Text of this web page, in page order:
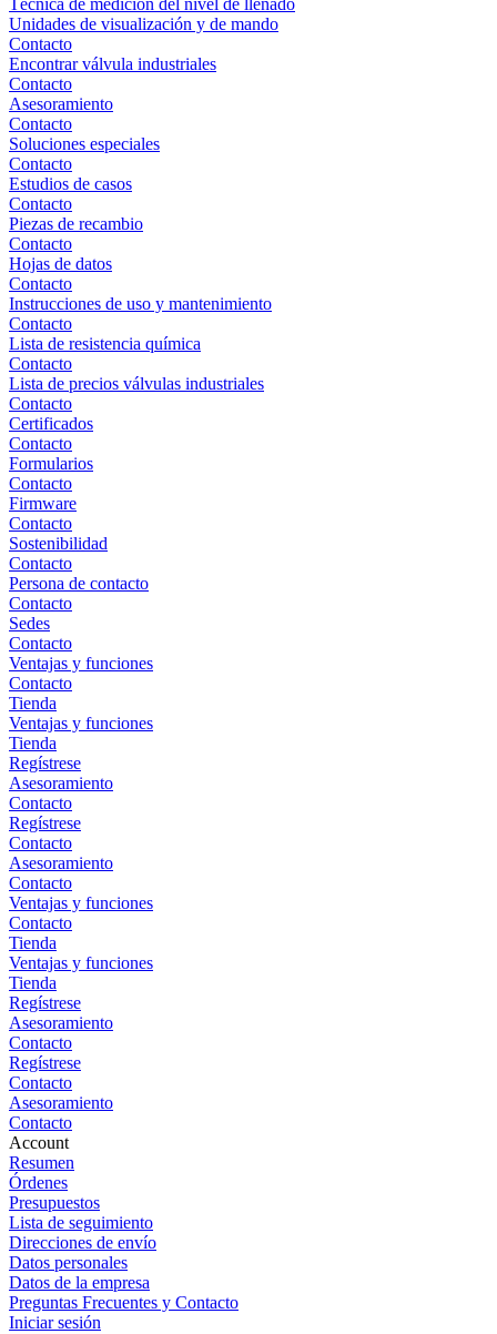
Técnica de medición del nivel de llenado
Unidades de visualización y de mando
Contacto
Encontrar válvula industriales
Contacto
Asesoramiento
Contacto
Soluciones especiales
Contacto
Estudios de casos
Contacto
Piezas de recambio
Contacto
Hojas de datos
Contacto
Instrucciones de uso y mantenimiento
Contacto
Lista de resistencia química
Contacto
Lista de precios válvulas industriales
Contacto
Certificados
Contacto
Formularios
Contacto
Firmware
Contacto
Sostenibilidad
Contacto
Persona de contacto
Contacto
Sedes
Contacto
Ventajas y funciones
Contacto
Tienda
Ventajas y funciones
Tienda
Regístrese
Asesoramiento
Contacto
Regístrese
Contacto
Asesoramiento
Contacto
Ventajas y funciones
Contacto
Tienda
Ventajas y funciones
Tienda
Regístrese
Asesoramiento
Contacto
Regístrese
Contacto
Asesoramiento
Contacto
Account
Resumen
Órdenes
Presupuestos
Lista de seguimiento
Direcciones de envío
Datos personales
Datos de la empresa
Preguntas Frecuentes y Contacto
Iniciar sesión